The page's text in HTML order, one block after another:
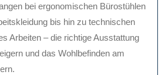
bei ergonomischen Bürostühlen
bis hin zu technischen
Arbeiten – die richtige Ausstattung
und das Wohlbefinden am